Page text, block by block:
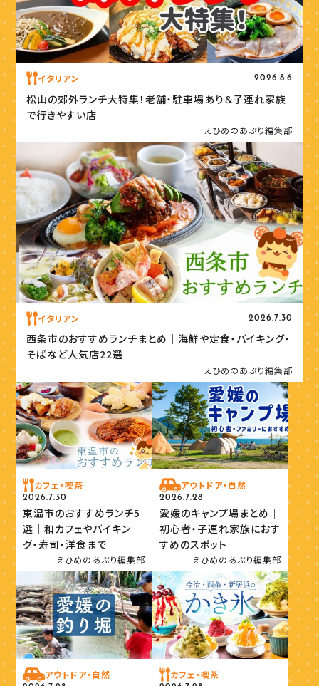
イタリアン 2026.8.6
松山の郊外ランチ大特集！老舗・駐車場あり＆子連れ家族
で行きやすい店
えひめのあぷり編集部
イタリアン 2026.7.30
西条市のおすすめランチまとめ｜海鮮や定食・バイキング・
そばなど人気店22選
えひめのあぷり編集部
カフェ・喫茶
2026.7.30
東温市のおすすめランチ5
選｜和カフェやバイキン
グ・寿司・洋食まで
えひめのあぷり編集部
アウトドア・自然
2026.7.28
愛媛のキャンプ場まとめ｜
初心者・子連れ家族におす
すめのスポット
えひめのあぷり編集部
アウトドア・自然 カフェ・喫茶